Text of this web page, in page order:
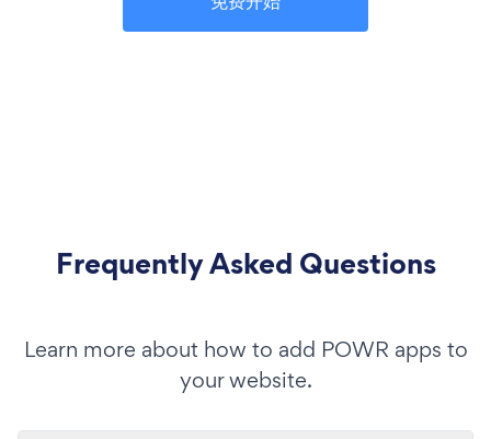
Frequently Asked Questions
Learn more about how to add POWR apps to
your website.